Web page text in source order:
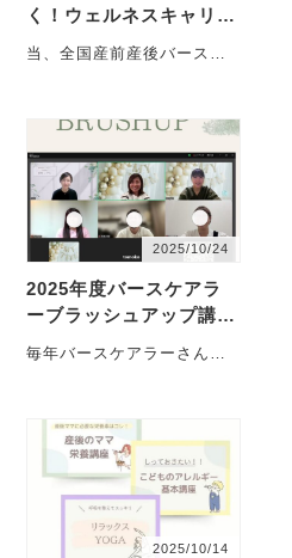
く！ウェルネスキャリア
発見サミットで当協会理
事が登壇します！
当、全国産前産後バースケ
（木・・・
2025/10/24
2025年度バースケアラ
ーブラッシュアップ講座
を開催しました
毎年バースケアラーさん達
だけるようにブラッシュア
ッ・・・
2025/10/14